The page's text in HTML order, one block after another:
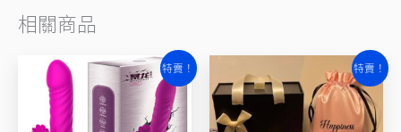
相關商品
特賣！
原
價
格：
NT$2,180。
目
前
格：
NT$1,980。
特賣！
價
格：
NT$1,680。
前
價
格：
NT$1,280。